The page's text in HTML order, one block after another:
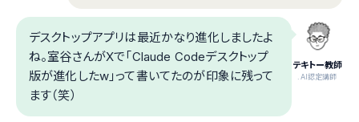
テキトー教師
.AI認定講師
デスクトップアプリは最近かなり進化しましたよ
ね。室谷さんがXで「Claude Codeデスクトップ
版が進化したw」って書いてたのが印象に残って
ます（笑）